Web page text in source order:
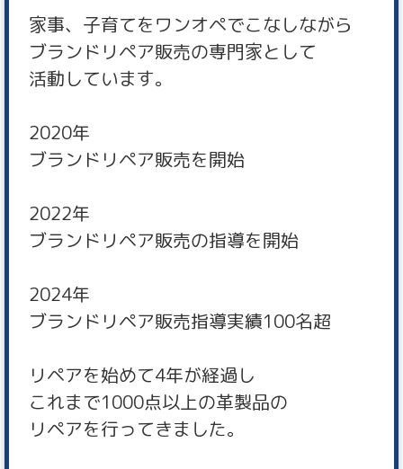
家事、子育てをワンオペでこなしながら
ブランドリペア販売の専門家として
活動しています。
2020年
ブランドリペア販売を開始
2022年
ブランドリペア販売の指導を開始
2024年
ブランドリペア販売指導実績100名超
リペアを始めて4年が経過し
これまで1000点以上の革製品の
リペアを行ってきました。